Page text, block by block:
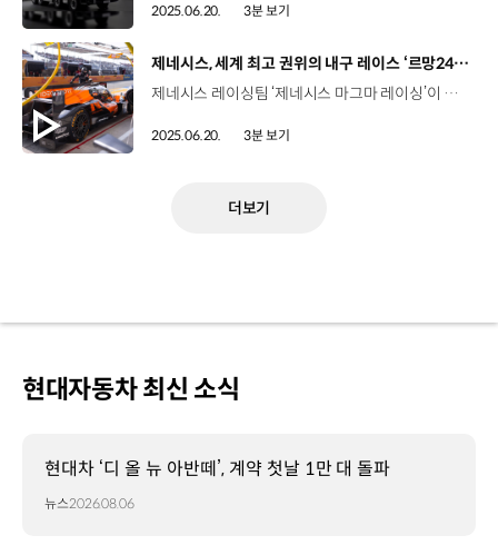
2025.06.20. 3분 보기
[동영상]
제네시스, 세계 최고 권위의 내구 레이스 ‘르망24시’ 참가
제네시스 레이싱팀 ‘제네시스 마그마 레이싱’이 세계 3대 모터스포츠 이벤트 중 하나이자, 세계 최고 권위의 내구 레이스 대회인 ‘르망24시’에 출전했습니다. 1923년 시작된 ‘르망24시’는 24시간 동안 13.626km 길이의 ‘라 사르트 서킷’을 동일한 차량으로 세 명의 드라이버가 교대하며 반복 주행하고, 종료 시점에 서킷을 가장 많이 돈 팀이 우승하는 방식인데요, ‘제네시스 마그마 레이싱’은 표준화된 섀시와 엔진으로 기계적 차이를 최소화한 프로토타입 차량들이 경쟁하는 ‘LMP2 클래스’에 참가했습니다. 제네시스는 이번 대회를 통해 내구 레이스 운영 노하우와 기술 데이터를 축적하고, 드라이버들의 기량을 끌어올려 내년 WEC 하이퍼카 클래스 데뷔를 준비할 계획입니다. 제네시스는 이번 대회에서 르망24시 제조사 빌리지에 200㎡ 규모의 부스를 마련하고 브랜드의 과거와 미래를 잇는 다채로운 전시를 선보였는데요. GMR-001 하이퍼카 실차 디자인 모델과 엑스 그란 베를리네타 콘셉트, GV60 마그마 콘셉트 등을 전시하며 유럽 모터스포츠 팬들과 본격적인 소통에 나섰습니다. 한편 제네시스는 ‘르망24시’ 현장에서 프랑스와 스페인, 이탈리아, 네덜란드의 럭셔리 자동차 시장 진출을 선언했습니다. 이번에 진출하는 4개국을 포함한 유럽 자동차 시장이 2035년부터 내연기관 차량의 판매가 전면 금지되는 만큼, GV60, GV70 전동화모델, G80 전동화모델 등 전기차 라인업을 중심으로 유럽 시장을 공략한다는 전략입니다.
2025.06.20. 3분 보기
더보기
현대자동차 최신 소식
현대차 ‘디 올 뉴 아반떼’, 계약 첫날 1만 대 돌파
뉴스2026.08.06